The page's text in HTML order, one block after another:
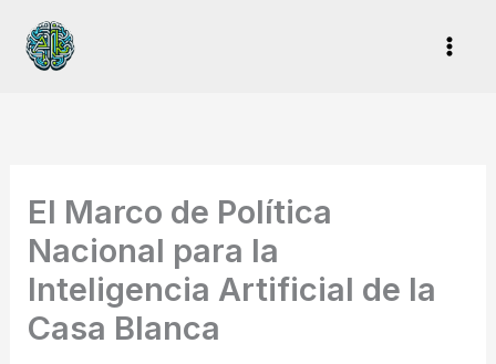
contenido
El Marco de Política
Nacional para la
Inteligencia Artificial de la
Casa Blanca